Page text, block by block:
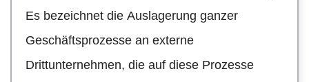
Es bezeichnet die Auslagerung ganzer
Geschäftsprozesse an externe
Drittunternehmen, die auf diese Prozesse